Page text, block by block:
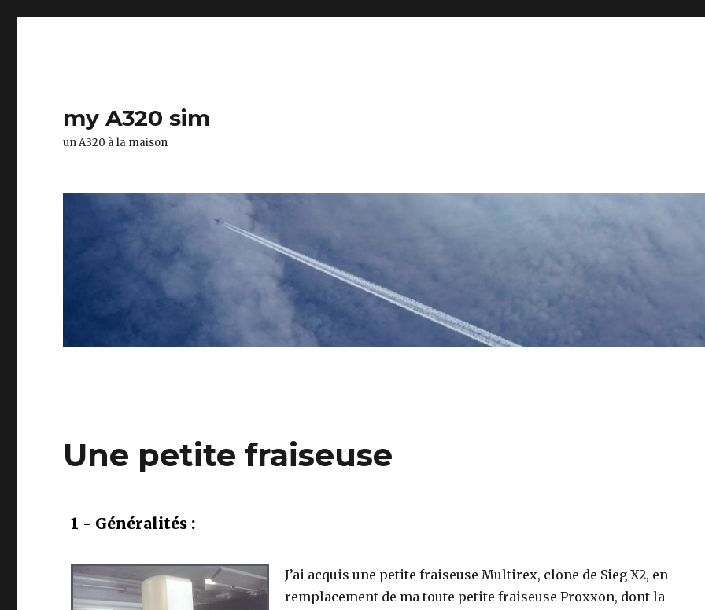
my A320 sim
un A320 à la maison
Une petite fraiseuse
1 - Généralités :
J’ai acquis une petite fraiseuse Multirex, clone de Sieg X2, en
remplacement de ma toute petite fraiseuse Proxxon, dont la